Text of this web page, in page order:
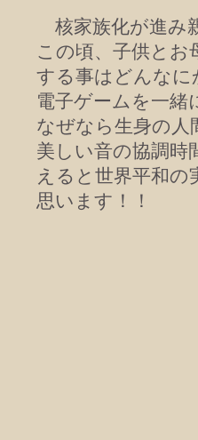
核家族化が進み
この頃、子供とお
する事はどんなに
電子ゲームを一緒
なぜなら生身の人
美しい音の協調時
えると世界平和
思います！！